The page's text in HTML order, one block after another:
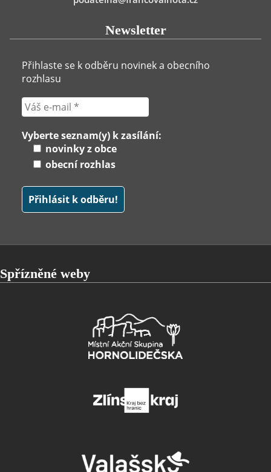
Newsletter
Přihlaste se k odběru novinek a obecního
rozhlasu
Vyberte seznam(y) k zasílání:
novinky z obce
obecní rozhlas
Spřízněné weby